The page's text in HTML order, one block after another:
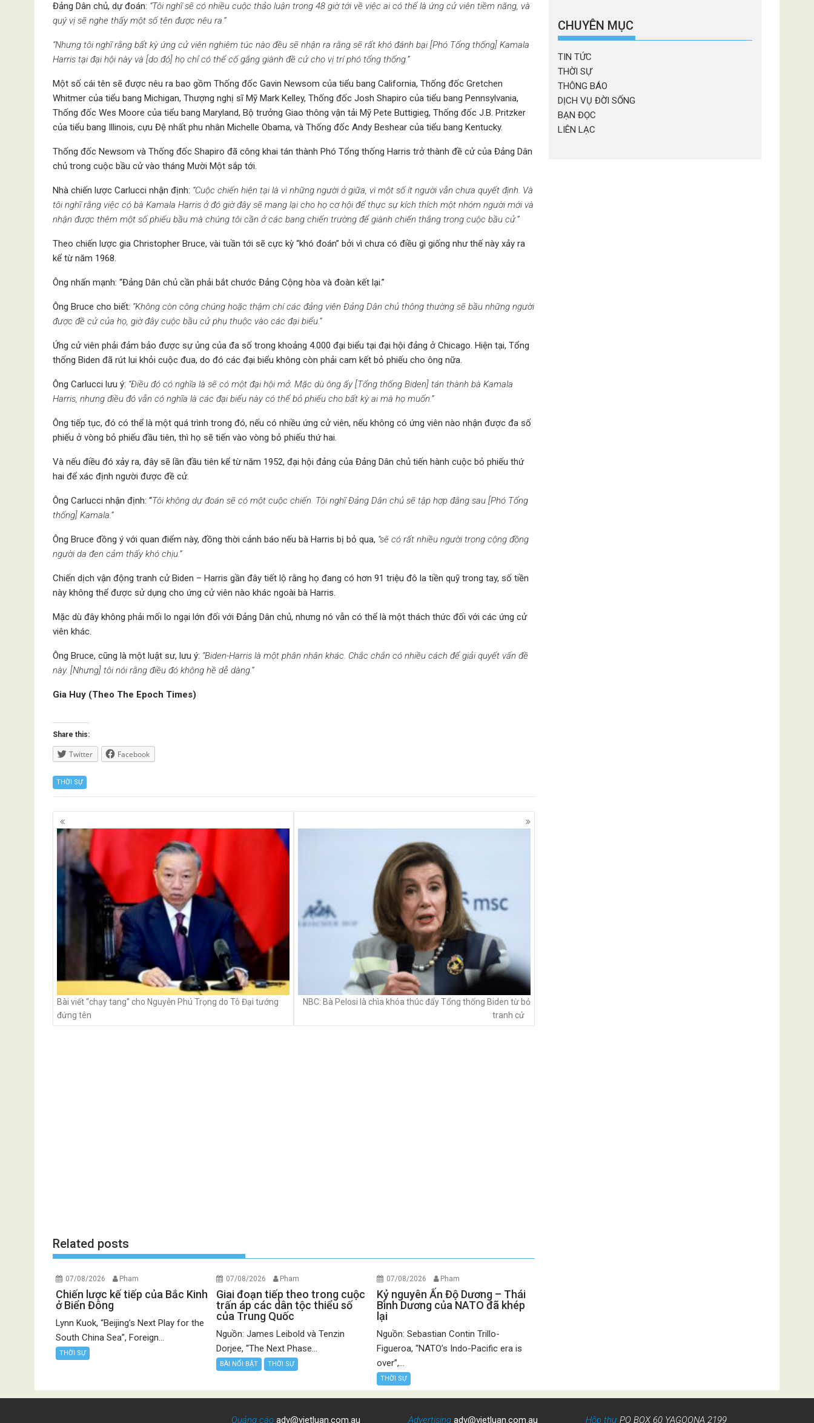
Đảng Dân chủ, dự đoán: “Tôi nghĩ sẽ có nhiều cuộc thảo luận trong 48 giờ tới về việc ai có thể là ứng cử viên tiềm năng, và
quý vị sẽ nghe thấy một số tên được nêu ra.”
“Nhưng tôi nghĩ rằng bất kỳ ứng cử viên nghiêm túc nào đều sẽ nhận ra rằng sẽ rất khó đánh bại [Phó Tổng thống] Kamala
Harris tại đại hội này và [do đó] họ chỉ có thể cố gắng giành đề cử cho vị trí phó tổng thống.”
Một số cái tên sẽ được nêu ra bao gồm Thống đốc Gavin Newsom của tiểu bang California, Thống đốc Gretchen
Whitmer của tiểu bang Michigan, Thượng nghị sĩ Mỹ Mark Kelley, Thống đốc Josh Shapiro của tiểu bang Pennsylvania,
Thống đốc Wes Moore của tiểu bang Maryland, Bộ trưởng Giao thông vận tải Mỹ Pete Buttigieg, Thống đốc J.B. Pritzker
của tiểu bang Illinois, cựu Đệ nhất phu nhân Michelle Obama, và Thống đốc Andy Beshear của tiểu bang Kentucky.
Thống đốc Newsom và Thống đốc Shapiro đã công khai tán thành Phó Tổng thống Harris trở thành đề cử của Đảng Dân
chủ trong cuộc bầu cử vào tháng Mười Một sắp tới.
Nhà chiến lược Carlucci nhận định: “Cuộc chiến hiện tại là vì những người ở giữa, vì một số ít người vẫn chưa quyết định. Và
tôi nghĩ rằng việc có bà Kamala Harris ở đó giờ đây sẽ mang lại cho họ cơ hội để thực sự kích thích một nhóm người mới và
nhận được thêm một số phiếu bầu mà chúng tôi cần ở các bang chiến trường để giành chiến thắng trong cuộc bầu cử.”
Theo chiến lược gia Christopher Bruce, vài tuần tới sẽ cực kỳ “khó đoán” bởi vì chưa có điều gì giống như thế này xảy ra
kể từ năm 1968.
Ông nhấn mạnh: “Đảng Dân chủ cần phải bắt chước Đảng Cộng hòa và đoàn kết lại.”
Ông Bruce cho biết: “Không còn công chúng hoặc thậm chí các đảng viên Đảng Dân chủ thông thường sẽ bầu những người
được đề cử của họ, giờ đây cuộc bầu cử phụ thuộc vào các đại biểu.”
Ứng cử viên phải đảm bảo được sự ủng của đa số trong khoảng 4.000 đại biểu tại đại hội đảng ở Chicago. Hiện tại, Tổng
thống Biden đã rút lui khỏi cuộc đua, do đó các đại biểu không còn phải cam kết bỏ phiếu cho ông nữa.
Ông Carlucci lưu ý: “Điều đó có nghĩa là sẽ có một đại hội mở. Mặc dù ông ấy [Tổng thống Biden] tán thành bà Kamala
Harris, nhưng điều đó vẫn có nghĩa là các đại biểu này có thể bỏ phiếu cho bất kỳ ai mà họ muốn.”
Ông tiếp tục, đó có thể là một quá trình trong đó, nếu có nhiều ứng cử viên, nếu không có ứng viên nào nhận được đa số
phiếu ở vòng bỏ phiếu đầu tiên, thì họ sẽ tiến vào vòng bỏ phiếu thứ hai.
Và nếu điều đó xảy ra, đây sẽ lần đầu tiên kể từ năm 1952, đại hội đảng của Đảng Dân chủ tiến hành cuộc bỏ phiếu thứ
hai để xác định người được đề cử.
Ông Carlucci nhận định: “Tôi không dự đoán sẽ có một cuộc chiến. Tôi nghĩ Đảng Dân chủ sẽ tập hợp đằng sau [Phó Tổng
thống] Kamala.”
Ông Bruce đồng ý với quan điểm này, đồng thời cảnh báo nếu bà Harris bị bỏ qua, “sẽ có rất nhiều người trong cộng đồng
người da đen cảm thấy khó chịu.”
Chiến dịch vận động tranh cử Biden – Harris gần đây tiết lộ rằng họ đang có hơn 91 triệu đô la tiền quỹ trong tay, số tiền
này không thể được sử dụng cho ứng cử viên nào khác ngoài bà Harris.
Mặc dù đây không phải mối lo ngại lớn đối với Đảng Dân chủ, nhưng nó vẫn có thể là một thách thức đối với các ứng cử
viên khác.
Ông Bruce, cũng là một luật sư, lưu ý: “Biden-Harris là một phân nhân khác. Chắc chắn có nhiều cách để giải quyết vấn đề
này. [Nhưng] tôi nói rằng điều đó không hề dễ dàng.”
Gia Huy (Theo The Epoch Times)
Share this:
Twitter Facebook
THỜI SỰ
Posts
navigation
Bài viết “chạy tang” cho Nguyễn Phú Trọng do Tô Đại tướng
đứng tên
NBC: Bà Pelosi là chìa khóa thúc đẩy Tổng thống Biden từ bỏ
tranh cử
Related posts
07/08/2026 Pham
Chiến lược kế tiếp của Bắc Kinh
ở Biển Đông
Lynn Kuok, “Beijing’s Next Play for the
South China Sea”, Foreign...
THỜI SỰ
07/08/2026 Pham
Giai đoạn tiếp theo trong cuộc
trấn áp các dân tộc thiểu số
của Trung Quốc
Nguồn: James Leibold và Tenzin
Dorjee, “The Next Phase...
BÀI NỔI BẬT THỜI SỰ
07/08/2026 Pham
Kỷ nguyên Ấn Độ Dương – Thái
Bình Dương của NATO đã khép
lại
Nguồn: Sebastian Contin Trillo-
Figueroa, “NATO’s Indo-Pacific era is
over”,...
THỜI SỰ
mục
CHUYÊN MỤC
TIN TỨC
THỜI SỰ
THÔNG BÁO
DỊCH VỤ ĐỜI SỐNG
BẠN ĐỌC
LIÊN LẠC
Quảng cáoadv@vietluan.com.au Advertising adv@vietluan.com.au Hộp thưPO BOX 60 YAGOONA 2199